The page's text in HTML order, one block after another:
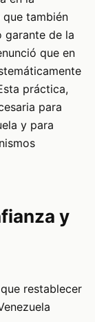
también
garante de la
que en
práctica,
para
y para
y
restablecer